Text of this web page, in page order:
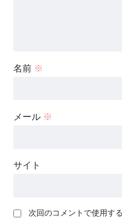
名前 ※
メール ※
サイト
次回のコメントで使用す